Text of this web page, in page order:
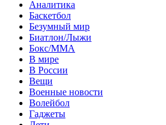
Аналитика
Баскетбол
Безумный мир
Биатлон/Лыжи
Бокс/MMA
В мире
В России
Вещи
Военные новости
Волейбол
Гаджеты